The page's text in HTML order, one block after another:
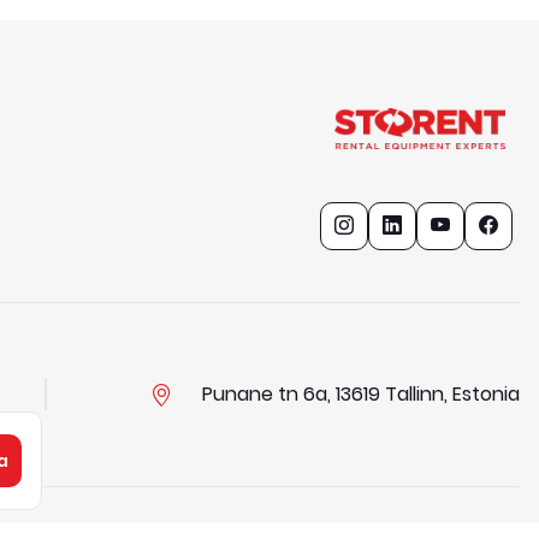
Punane tn 6a, 13619 Tallinn, Estonia